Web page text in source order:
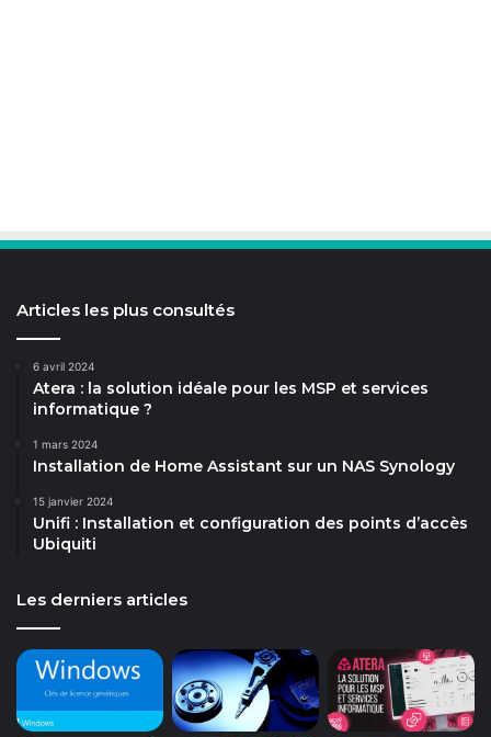
Articles les plus consultés
6 avril 2024
Atera : la solution idéale pour les MSP et services
informatique ?
1 mars 2024
Installation de Home Assistant sur un NAS Synology
15 janvier 2024
Unifi : Installation et configuration des points d’accès
Ubiquiti
Les derniers articles